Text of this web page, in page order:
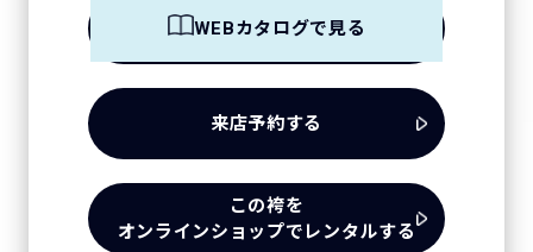
WEBカタログで見る
来店予約する
この袴を
オンラインショップでレンタルする